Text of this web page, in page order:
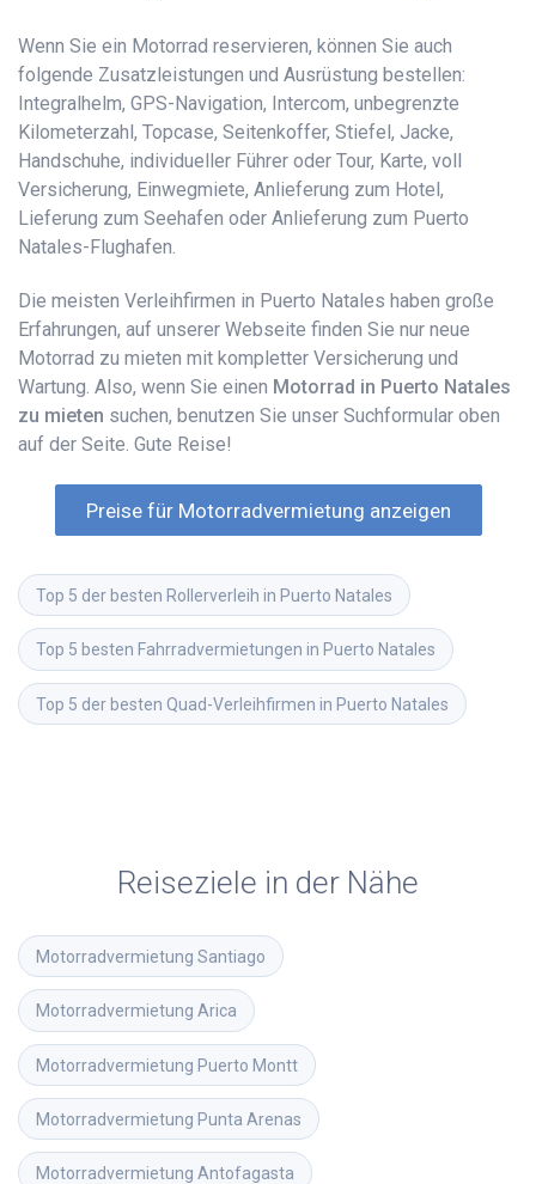
Wenn Sie ein Motorrad reservieren, können Sie auch
folgende Zusatzleistungen und Ausrüstung bestellen:
Integralhelm, GPS-Navigation, Intercom, unbegrenzte
Kilometerzahl, Topcase, Seitenkoffer, Stiefel, Jacke,
Handschuhe, individueller Führer oder Tour, Karte, voll
Versicherung, Einwegmiete, Anlieferung zum Hotel,
Lieferung zum Seehafen oder Anlieferung zum Puerto
Natales-Flughafen.
Die meisten Verleihfirmen in Puerto Natales haben große
Erfahrungen, auf unserer Webseite finden Sie nur neue
Motorrad zu mieten mit kompletter Versicherung und
Wartung. Also, wenn Sie einen Motorrad in Puerto Natales
zu mieten suchen, benutzen Sie unser Suchformular oben
auf der Seite. Gute Reise!
Preise für Motorradvermietung anzeigen
Top 5 der besten Rollerverleih in Puerto Natales
Top 5 besten Fahrradvermietungen in Puerto Natales
Top 5 der besten Quad-Verleihfirmen in Puerto Natales
Reiseziele in der Nähe
Motorradvermietung Santiago
Motorradvermietung Arica
Motorradvermietung Puerto Montt
Motorradvermietung Punta Arenas
Motorradvermietung Antofagasta